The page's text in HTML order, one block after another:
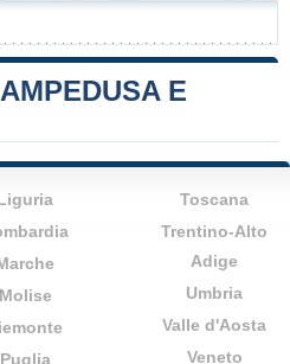
E
Molise
Puglia
Toscana
Trentino-Alto
Adige
Umbria
Valle d'Aosta
Veneto